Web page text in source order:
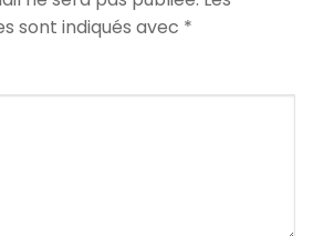
sont indiqués avec *